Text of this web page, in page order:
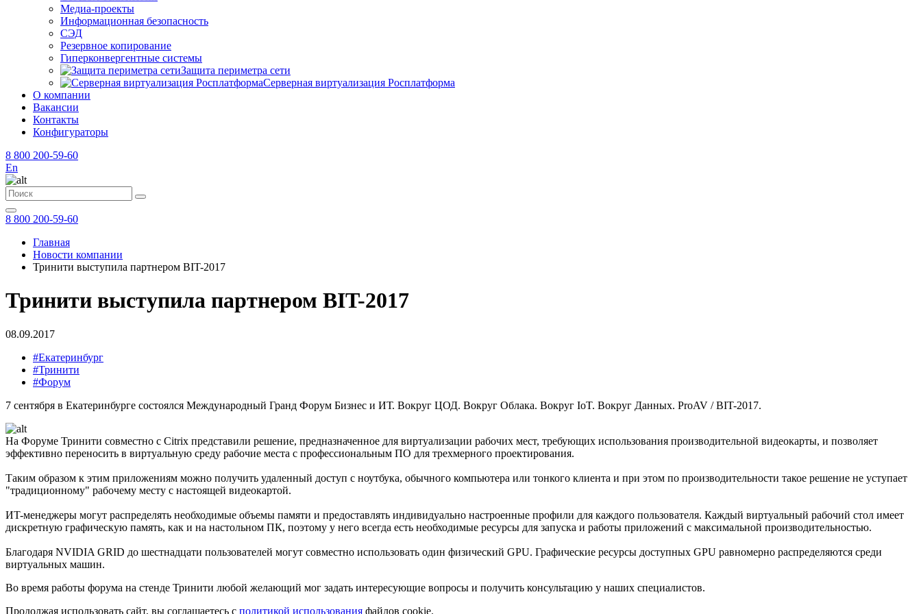
Медиа-проекты
Информационная безопасность
СЭД
Резервное копирование
Гиперконвергентные системы
Защита периметра сети
Серверная виртуализация Росплатформа
О компании
Вакансии
Контакты
Конфигураторы
8 800 200-59-60
En
8 800 200-59-60
Главная
Новости компании
Тринити выступила партнером BIT-2017
Тринити выступила партнером BIT-2017
08.09.2017
#Екатеринбург
#Тринити
#Форум
7 сентября в Екатеринбурге состоялся Международный Гранд Форум Бизнес и ИТ. Вокруг ЦОД. Вокруг Облака. Вокруг IoT. Вокруг Данных. ProAV / BIT-2017.
На Форуме Тринити совместно с Citrix представили решение, предназначенное для виртуализации рабочих мест, требующих использования производительной видеокарты, и позволяет
эффективно переносить в виртуальную среду рабочие места с профессиональным ПО для трехмерного проектирования.
Таким образом к этим приложениям можно получить удаленный доступ с ноутбука, обычного компьютера или тонкого клиента и при этом по производительности такое решение не уступает
"традиционному" рабочему месту с настоящей видеокартой.
ИT-менеджеры могут распределять необходимые объемы памяти и предоставлять индивидуально настроенные профили для каждого пользователя. Каждый виртуальный рабочий стол имеет
дискретную графическую память, как и на настольном ПК, поэтому у него всегда есть необходимые ресурсы для запуска и работы приложений с максимальной производительностью.
Благодаря NVIDIA GRID до шестнадцати пользователей могут совместно использовать один физический GPU. Графические ресурсы доступных GPU равномерно распределяются среди
виртуальных машин.
Во время работы форума на стенде Тринити любой желающий мог задать интересующие вопросы и получить консультацию у наших специалистов.
Продолжая использовать сайт, вы соглашаетесь с политикой использования файлов cookie.